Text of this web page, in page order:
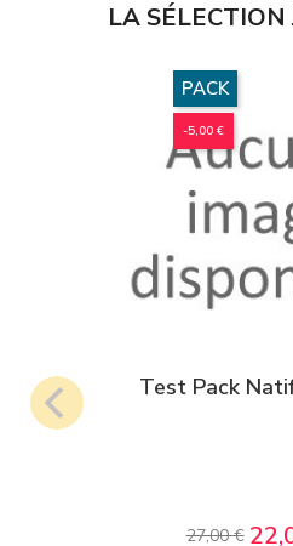
LA
Test Pack
Prix
27,00 € Prix
PACK
-5,00 €